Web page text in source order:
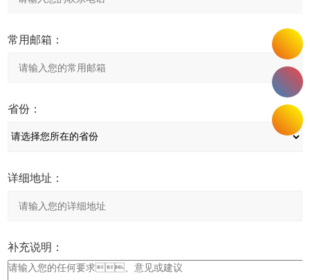
常用邮箱：
省份：
详细地址：
补充说明：